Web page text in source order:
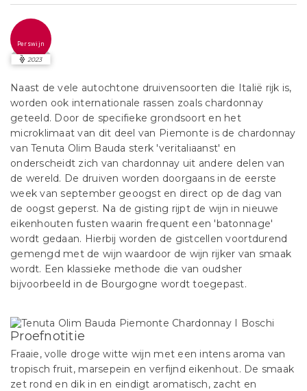
Perswijn
2023
Naast de vele autochtone druivensoorten die Italië rijk is,
worden ook internationale rassen zoals chardonnay
geteeld. Door de specifieke grondsoort en het
microklimaat van dit deel van Piemonte is de chardonnay
van Tenuta Olim Bauda sterk 'veritaliaanst' en
onderscheidt zich van chardonnay uit andere delen van
de wereld. De druiven worden doorgaans in de eerste
week van september geoogst en direct op de dag van
de oogst geperst. Na de gisting rijpt de wijn in nieuwe
eikenhouten fusten waarin frequent een 'batonnage'
wordt gedaan. Hierbij worden de gistcellen voortdurend
gemengd met de wijn waardoor de wijn rijker van smaak
wordt. Een klassieke methode die van oudsher
bijvoorbeeld in de Bourgogne wordt toegepast.
Proefnotitie
Fraaie, volle droge witte wijn met een intens aroma van
tropisch fruit, marsepein en verfijnd eikenhout. De smaak
zet rond en dik in en eindigt aromatisch, zacht en